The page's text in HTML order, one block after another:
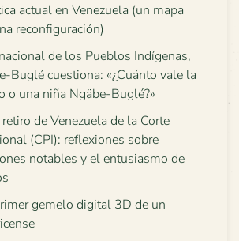
actual en Venezuela (un mapa
reconfiguración)
de los Pueblos Indígenas,
Buglé cuestiona: «¿Cuánto vale la
o una niña Ngäbe-Buglé?»
de Venezuela de la Corte
(CPI): reflexiones sobre
notables y el entusiasmo de
gemelo digital 3D de un